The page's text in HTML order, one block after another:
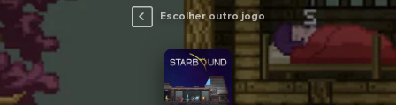
Escolher outro jogo